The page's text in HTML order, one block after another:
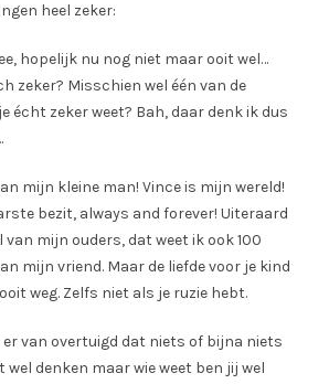
heel zeker:
hopelijk nu nog niet maar ooit wel…
zeker? Misschien wel één van de
écht zeker weet? Bah, daar denk ik dus
mijn kleine man! Vince is mijn wereld!
bezit, always and forever! Uiteraard
van mijn ouders, dat weet ik ook 100
mijn vriend. Maar de liefde voor je kind
weg. Zelfs niet als je ruzie hebt.
er van overtuigd dat niets of bijna niets
wel denken maar wie weet ben jij wel